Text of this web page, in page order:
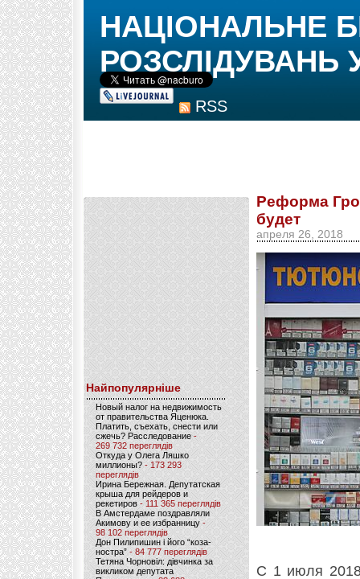
RSS
НАЦІОНАЛЬНЕ
РОЗСЛІДУВАНЬ
Найпопулярніше
Новый налог на недвижимость
от правительства Яценюка.
Платить, съехать, снести или
сжечь? Расследование-
269 732 переглядів
Откуда у Олега Ляшко
миллионы? - 173 293
переглядів
Ирина Бережная. Депутатская
крыша для рейдеров и
рекетиров - 111 365 переглядів
В Амстердаме поздравляли
Акимову и ее избранницу -
98 102 переглядів
Дон Пилипишин і його “коза-
ностра” - 84 777 переглядів
Тетяна Чорновіл: дівчинка за
викликом депутата
Реформа
будет
апреля 26, 2018
С 1 июля 2018